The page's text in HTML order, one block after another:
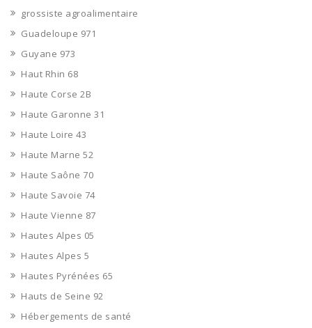
grossiste agroalimentaire
Guadeloupe 971
Guyane 973
Haut Rhin 68
Haute Corse 2B
Haute Garonne 31
Haute Loire 43
Haute Marne 52
Haute Saône 70
Haute Savoie 74
Haute Vienne 87
Hautes Alpes 05
Hautes Alpes 5
Hautes Pyrénées 65
Hauts de Seine 92
Hébergements de santé